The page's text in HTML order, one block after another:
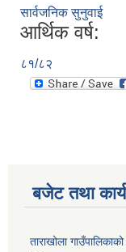
सार्वजनिक सुनुवाई
आर्थिक वर्ष:
८१/८२
बजेट तथा
ताराखोला